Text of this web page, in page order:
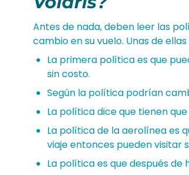
Antes de nada, deben leer las
cambio en su vuelo. Unas de
La primera política es que
sin costo.
Según la política podrían
La política dice que tienen
La política de la aerolínea es
viaje entonces pueden visitar
La política es que después